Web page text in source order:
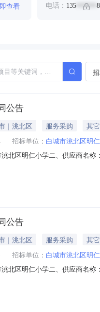
查看 电话： 135******
公告
｜洮北区 服务采购
其它
招标单位： 白城市洮北区明
北区明仁小学二、供应商名
、其它事项：详见附件中的
公告
｜洮北区 服务采购
其它
招标单位： 白城市洮北区明
北区明仁小学二、供应商名
、其它事项：详见附件中的